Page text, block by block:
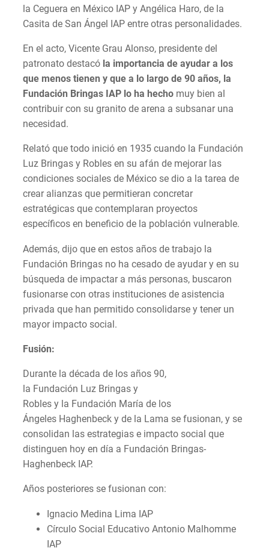
la Ceguera en México IAP y Angélica Haro, de la
Casita de San Ángel IAP entre otras personalidades.
En el acto, Vicente Grau Alonso, presidente del
patronato destacó la importancia de ayudar a los
que menos tienen y que a lo largo de 90 años, la
Fundación Bringas IAP lo ha hecho muy bien al
contribuir con su granito de arena a subsanar una
necesidad.
Relató que todo inició en 1935 cuando la Fundación
Luz Bringas y Robles en su afán de mejorar las
condiciones sociales de México se dio a la tarea de
crear alianzas que permitieran concretar
estratégicas que contemplaran proyectos
específicos en beneficio de la población vulnerable.
Además, dijo que en estos años de trabajo la
Fundación Bringas no ha cesado de ayudar y en su
búsqueda de impactar a más personas, buscaron
fusionarse con otras instituciones de asistencia
privada que han permitido consolidarse y tener un
mayor impacto social.
Fusión:
Durante la década de los años 90,
la Fundación Luz Bringas y
Robles y la Fundación María de los
Ángeles Haghenbeck y de la Lama se fusionan, y se
consolidan las estrategias e impacto social que
distinguen hoy en día a Fundación Bringas-
Haghenbeck IAP.
Años posteriores se fusionan con:
Ignacio Medina Lima IAP
Círculo Social Educativo Antonio Malhomme
IAP